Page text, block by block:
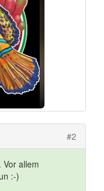
#2
allem
:-)